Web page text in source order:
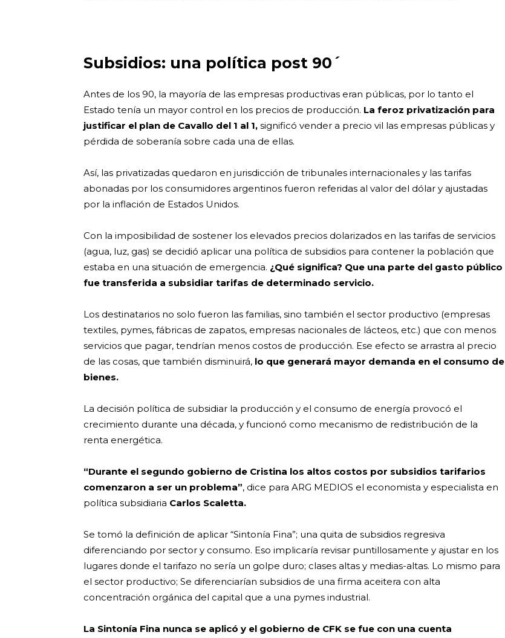
Subsidios: una política post 90´
Antes de los 90, la mayoría de las empresas productivas eran públicas, por lo tanto el
Estado tenía un mayor control en los precios de producción. La feroz privatización para
justificar el plan de Cavallo del 1 al 1, significó vender a precio vil las empresas públicas y
pérdida de soberanía sobre cada una de ellas.
Así, las privatizadas quedaron en jurisdicción de tribunales internacionales y las tarifas
abonadas por los consumidores argentinos fueron referidas al valor del dólar y ajustadas
por la inflación de Estados Unidos.
Con la imposibilidad de sostener los elevados precios dolarizados en las tarifas de servicios
(agua, luz, gas) se decidió aplicar una política de subsidios para contener la población que
estaba en una situación de emergencia. ¿Qué significa? Que una parte del gasto público
fue transferida a subsidiar tarifas de determinado servicio.
Los destinatarios no solo fueron las familias, sino también el sector productivo (empresas
textiles, pymes, fábricas de zapatos, empresas nacionales de lácteos, etc.) que con menos
servicios que pagar, tendrían menos costos de producción. Ese efecto se arrastra al precio
de las cosas, que también disminuirá, lo que generará mayor demanda en el consumo de
bienes.
La decisión política de subsidiar la producción y el consumo de energía provocó el
crecimiento durante una década, y funcionó como mecanismo de redistribución de la
renta energética.
“Durante el segundo gobierno de Cristina los altos costos por subsidios tarifarios
comenzaron a ser un problema”, dice para ARG MEDIOS el economista y especialista en
política subsidiaria Carlos Scaletta.
Se tomó la definición de aplicar “Sintonía Fina”; una quita de subsidios regresiva
diferenciando por sector y consumo. Eso implicaría revisar puntillosamente y ajustar en los
lugares donde el tarifazo no sería un golpe duro; clases altas y medias-altas. Lo mismo para
el sector productivo; Se diferenciarían subsidios de una firma aceitera con alta
concentración orgánica del capital que a una pymes industrial.
La Sintonía Fina nunca se aplicó y el gobierno de CFK se fue con una cuenta